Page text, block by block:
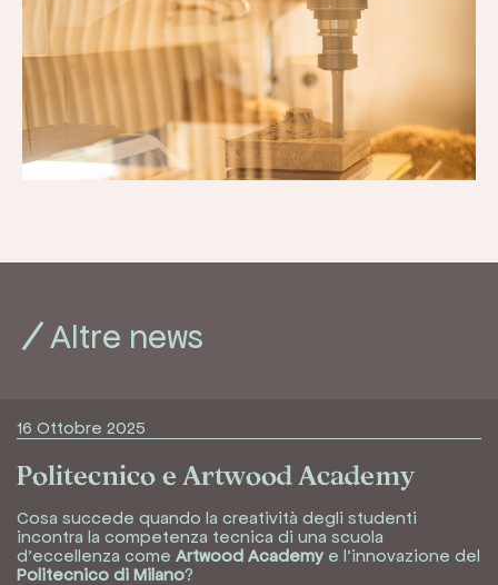
Altre news
16 Ottobre 2025
Politecnico e Artwood Academy
Cosa succede quando la creatività degli studenti
incontra la competenza tecnica di una scuola
d’eccellenza come Artwood Academy e l’innovazione del
Politecnico di Milano?